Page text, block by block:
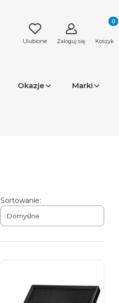
Ulubione Zaloguj się Koszyk
Okazje Marki
Sortowanie:
Domyślne